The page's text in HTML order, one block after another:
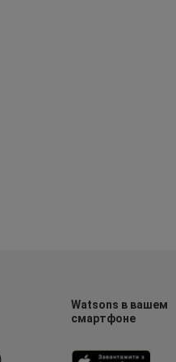
Watsons в вашем
смартфоне